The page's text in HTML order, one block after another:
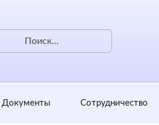
Документы Сотрудничество